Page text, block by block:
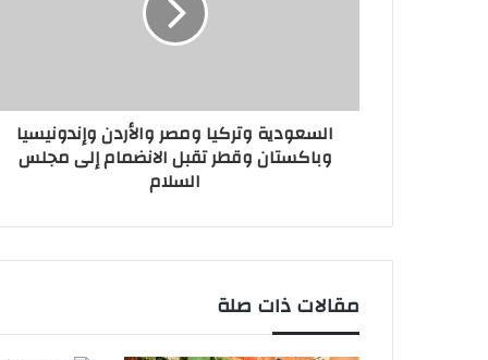
السعودية وتركيا ومصر والأردن وإندونيسيا
وباكستان وقطر تقبل الانضمام إلى مجلس
السلام
مقالات ذات صلة